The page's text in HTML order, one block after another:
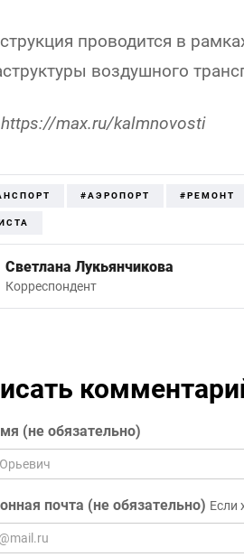
проводится в
воздушного
max.ru/kalmnovosti
#АЭРОПОРТ #РЕМОНТ
Светлана Лукьянчикова
Корреспондент
(не обязательно)
почта (не обязательно) Если